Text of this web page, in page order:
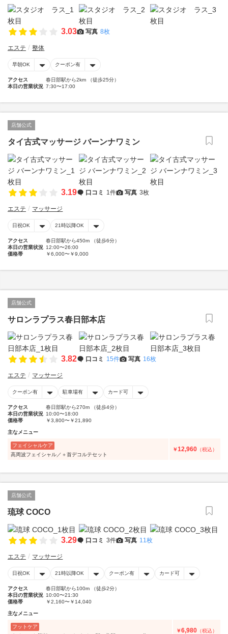
3.03 写真 8枚
エステ 整体
早朝OK クーポン有
アクセス
春日部駅から2km （徒歩25分）
本日の営業状況 7:30〜17:00
店舗公式
タイ古式マッサージ バーンナワミン
3.19 口コミ 1件 写真 3枚
エステ マッサージ
日祝OK 21時以降OK
アクセス
春日部駅から450m （徒歩6分）
本日の営業状況 12:00〜26:00
価格帯
￥6,000〜￥9,000
店舗公式
サロンラプラス春日部本店
3.82 口コミ 15件 写真 16枚
エステ マッサージ
クーポン有 駐車場有 カード可
アクセス
春日部駅から270m （徒歩4分）
本日の営業状況 10:00〜18:00
価格帯
￥3,800〜￥21,890
主なメニュー
フェイシャルケア
高周波フェイシャル／＋首デコルテセット
￥12,960 （税込）
店舗公式
琉球 COCO
3.29 口コミ 3件 写真 11枚
エステ マッサージ
日祝OK 21時以降OK クーポン有 カード可
アクセス
春日部駅から100m （徒歩2分）
本日の営業状況 10:00〜21:30
価格帯
￥2,160〜￥14,040
主なメニュー
フットケア
￥6,980 （税込）